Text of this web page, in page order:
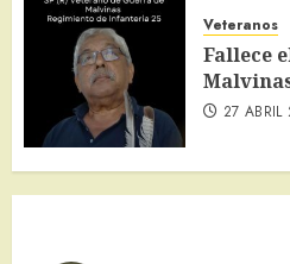
Veteranos
Fallece
27 ABRIL